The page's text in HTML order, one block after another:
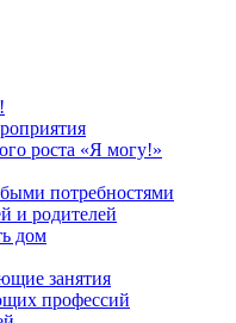
роста «Я могу!»
потребностями
и родителей
дом
занятия
профессий